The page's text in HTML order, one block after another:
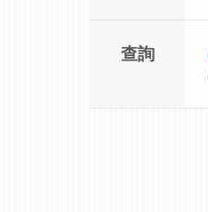
查詢